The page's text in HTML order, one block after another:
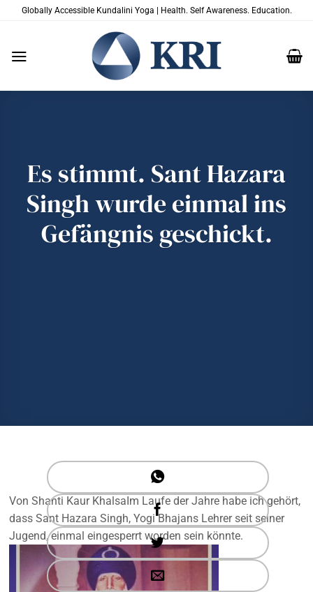
ZumGlobally Accessible Kundalini Yoga | Health. Self Awareness. Education.
Es stimmt. Sant Hazara
Singh wurde einmal ins
Gefängnis geschickt.
Von Shanti Kaur KhalsaIm Laufe der Jahre habe ich gehört,
dass Sant Hazara Singh, Yogi Bhajans Lehrer seit seiner
Jugend, einmal eingesperrt worden sein könnte.